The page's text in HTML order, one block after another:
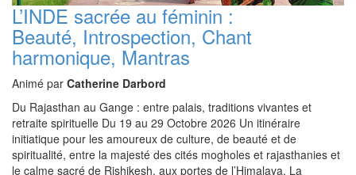
L’INDE sacrée au féminin :
Beauté, Introspection, Chant
harmonique, Mantras
Animé par Catherine Darbord
Du Rajasthan au Gange : entre palais, traditions vivantes et
retraite spirituelle Du 19 au 29 Octobre 2026 Un itinéraire
initiatique pour les amoureux de culture, de beauté et de
spiritualité, entre la majesté des cités mogholes et rajasthanies et
le calme sacré de Rishikesh, aux portes de l’Himalaya. La